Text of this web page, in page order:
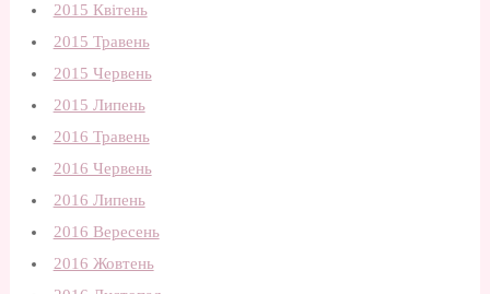
2015 Квітень
2015 Травень
2015 Червень
2015 Липень
2016 Травень
2016 Червень
2016 Липень
2016 Вересень
2016 Жовтень